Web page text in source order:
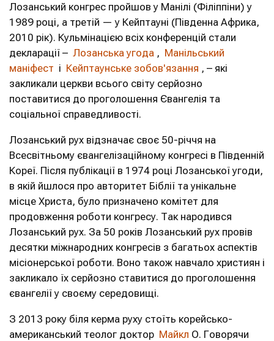
Лозанський конгрес пройшов у Манілі (Філіппіни) у
1989 році, а третій — у Кейптауні (Південна Африка,
2010 рік). Кульмінацією всіх конференцій стали
декларації – Лозанська угода , Манільський
маніфест і Кейптаунське зобов'язання , – які
закликали церкви всього світу серйозно
поставитися до проголошення Євангелія та
соціальної справедливості.
Лозанський рух відзначає своє 50-річчя на
Всесвітньому євангелізаційному конгресі в Південній
Кореї. Після публікації в 1974 році Лозанської угоди,
в якій йшлося про авторитет Біблії та унікальне
місце Христа, було призначено комітет для
продовження роботи конгресу. Так народився
Лозанський рух. За 50 років Лозанський рух провів
десятки міжнародних конгресів з багатьох аспектів
місіонерської роботи. Воно також навчало християн і
закликало їх серйозно ставитися до проголошення
євангелії у своєму середовищі.
З 2013 року біля керма руху стоїть корейсько-
американський теолог доктор Майкл О. Говорячи